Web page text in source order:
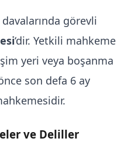
görevli
‘dir. Yetkili mahkeme
yeri veya boşanma
son defa 6 ay
ve Deliller